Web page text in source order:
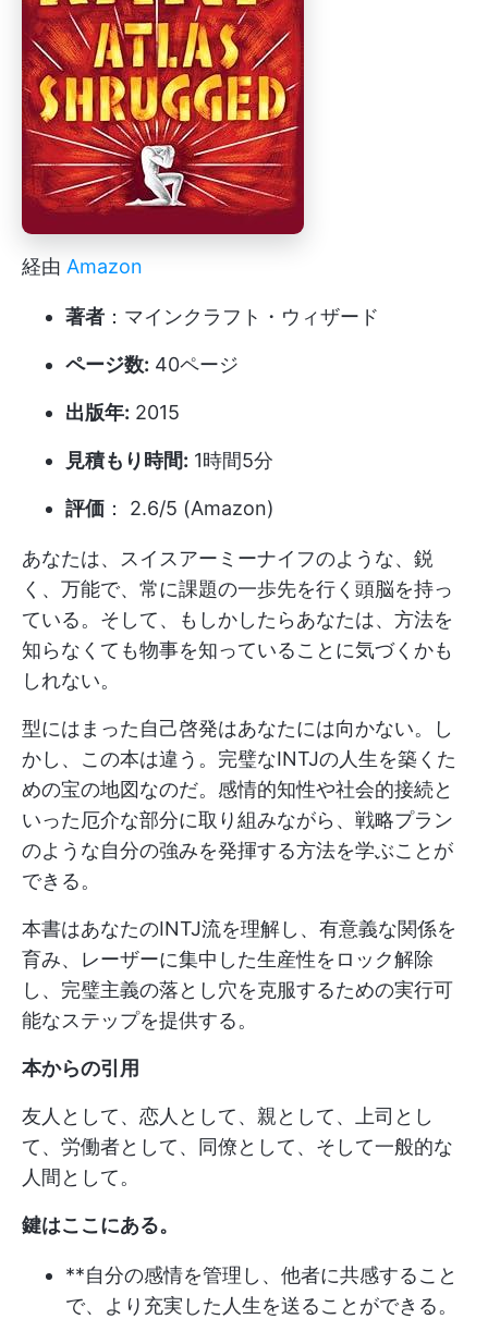
経由 Amazon
著者 ：マインクラフト・ウィザード
ページ数: 40ページ
出版年: 2015
見積もり時間: 1時間5分
評価 ： 2.6/5 (Amazon)
あなたは、スイスアーミーナイフのような、鋭
く、万能で、常に課題の一歩先を行く頭脳を持っ
ている。そして、もしかしたらあなたは、方法を
知らなくても物事を知っていることに気づくかも
しれない。
型にはまった自己啓発はあなたには向かない。し
かし、この本は違う。完璧なINTJの人生を築くた
めの宝の地図なのだ。感情的知性や社会的接続と
いった厄介な部分に取り組みながら、戦略プラン
のような自分の強みを発揮する方法を学ぶことが
できる。
本書はあなたのINTJ流を理解し、有意義な関係を
育み、レーザーに集中した生産性をロック解除
し、完璧主義の落とし穴を克服するための実行可
能なステップを提供する。
本からの引用
友人として、恋人として、親として、上司とし
て、労働者として、同僚として、そして一般的な
人間として。
鍵はここにある。
**自分の感情を管理し、他者に共感すること
で、より充実した人生を送ることができる。